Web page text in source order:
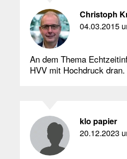
Christoph
04.03.2015
An dem Thema
HVV mit Hochdruck dran.
klo papier
20.12.2023